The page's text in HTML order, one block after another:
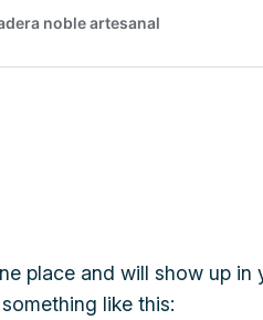
place and will show up
like this: